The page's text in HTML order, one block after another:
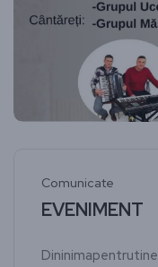
Comunicate
EVENIMENT
Dininimapentrutine